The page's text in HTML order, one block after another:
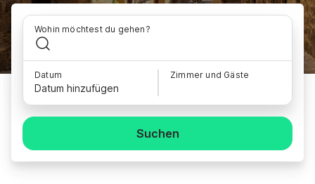
Wohin möchtest du gehen?
Datum
Datum hinzufügen
Zimmer und Gäste
Suchen